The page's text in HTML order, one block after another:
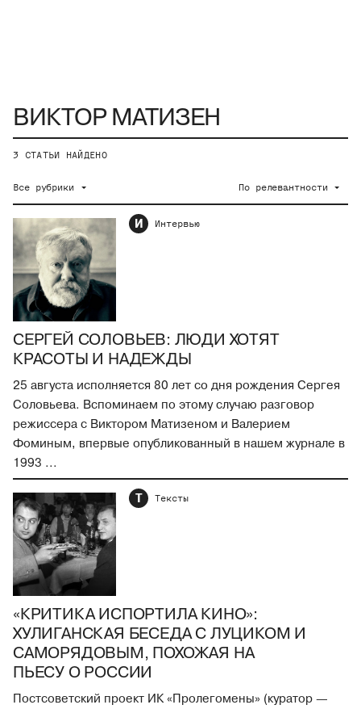
3 СТАТЬИ НАЙДЕНО
Все рубрики По релевантности
И Интервью
СЕРГЕЙ СОЛОВЬЕВ: ЛЮДИ ХОТЯТ
КРАСОТЫ И НАДЕЖДЫ
25 августа исполняется 80 лет со дня рождения Сергея
Соловьева. Вспоминаем по этому случаю разговор
режиссера с Виктором Матизеном и Валерием
Фоминым, впервые опубликованный в нашем журнале в
1993 ...
Т Тексты
«КРИТИКА ИСПОРТИЛА КИНО»:
ХУЛИГАНСКАЯ БЕСЕДА С ЛУЦИКОМ И
САМОРЯДОВЫМ, ПОХОЖАЯ НА
ПЬЕСУ О РОССИИ
Постсоветский проект ИК «Пролегомены» (куратор —